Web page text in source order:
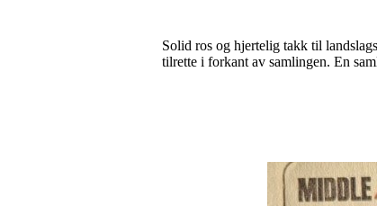
Solid ros og hjertelig takk til
tilrette i forkant av samlingen. En